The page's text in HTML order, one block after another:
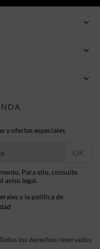



y ofertas especiales
Para ello, consulte
aviso legal.
y la política de
los derechos reservados